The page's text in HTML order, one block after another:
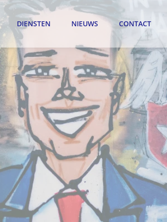
DIENSTEN NIEUWS CONTACT